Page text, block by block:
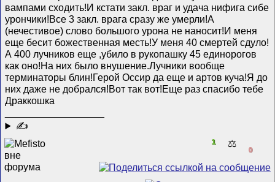
вампами сходить!И кстати закл. враг и удача нифига сибе
урончики!Все 3 закл. врага сразу же умерли!А
(нечестивое) слово большого урона не наносит!И меня
еще бесит божественная месть!У меня 40 смертей сдуло!
А 400 лучников еще ,убило в рукопашку 45 единорогов
как оно!На них было внушение.Лучники вообще
терминаторы блин!Герой Оссир да еще и артов куча!Я до
них даже не добрался!Вот так вот!Еще раз спасибо тебе
Драккошка
✍
1 ⚖️
0